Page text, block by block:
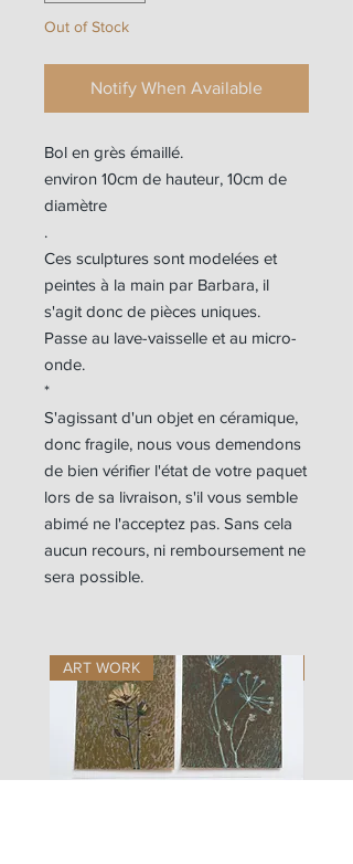
Out of Stock
Notify When Available
Bol en grès émaillé.
environ 10cm de hauteur, 10cm de
diamètre
.
Ces sculptures sont modelées et
peintes à la main par Barbara, il
s'agit donc de pièces uniques.
Passe au lave-vaisselle et au micro-
onde.
*
S'agissant d'un objet en céramique,
donc fragile, nous vous demendons
de bien vérifier l'état de votre paquet
lors de sa livraison, s'il vous semble
abimé ne l'acceptez pas. Sans cela
aucun recours, ni remboursement ne
sera possible.
ART WORK